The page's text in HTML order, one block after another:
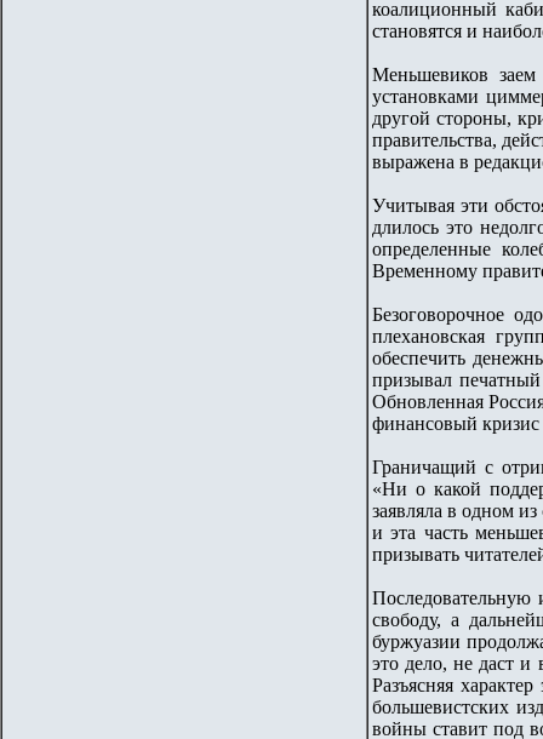
коалиционный
становятся и
Меньшевиков
установками
другой стороны,
правительства,
выражена в
Учитывая эти
длилось это
определенные
Временному
Безоговорочное
плехановская
обеспечить
призывал
Обновленная
финансовый
Граничащий с
«Ни о какой
заявляла в одном
и эта часть
призывать
свободу, а
буржуазии
это дело, не даст
Разъясняя
большевистских
войны ставит под